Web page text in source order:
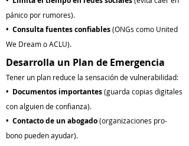
pánico por rumores).
• Consulta fuentes confiables(ONGs como United
We Dream o ACLU).
Desarrolla un Plan de Emergencia
Tener un plan reduce la sensación de vulnerabilidad:
• Documentos importantes(guarda copias digitales
con alguien de confianza).
• Contacto de un abogado(organizaciones pro-
bono pueden ayudar).